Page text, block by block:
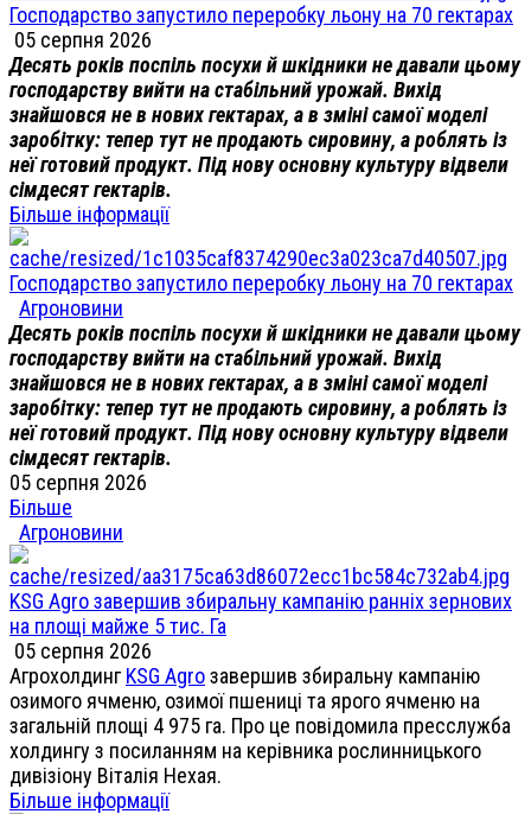
Господарство запустило переробку льону на 70 гектарах
05 серпня 2026
Десять років поспіль посухи й шкідники не давали цьому
господарству вийти на стабільний урожай. Вихід
знайшовся не в нових гектарах, а в зміні самої моделі
заробітку: тепер тут не продають сировину, а роблять із
неї готовий продукт. Під нову основну культуру відвели
сімдесят гектарів.
Більше інформації
Господарство запустило переробку льону на 70 гектарах
Агроновини
Десять років поспіль посухи й шкідники не давали цьому
господарству вийти на стабільний урожай. Вихід
знайшовся не в нових гектарах, а в зміні самої моделі
заробітку: тепер тут не продають сировину, а роблять із
неї готовий продукт. Під нову основну культуру відвели
сімдесят гектарів.
05 серпня 2026
Більше
Агроновини
KSG Agro завершив збиральну кампанію ранніх зернових
на площі майже 5 тис. Га
05 серпня 2026
АгрохолдингKSG Agroзавершив збиральну кампанію
озимого ячменю, озимої пшениці та ярого ячменю на
загальній площі 4 975 га. Про це повідомила пресслужба
холдингу з посиланням на керівника рослинницького
дивізіону Віталія Нехая.
Більше інформації